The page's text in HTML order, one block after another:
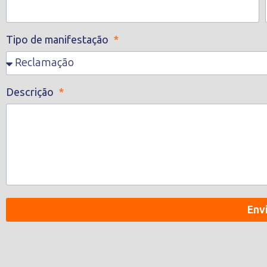
Tipo de manifestação
Descrição